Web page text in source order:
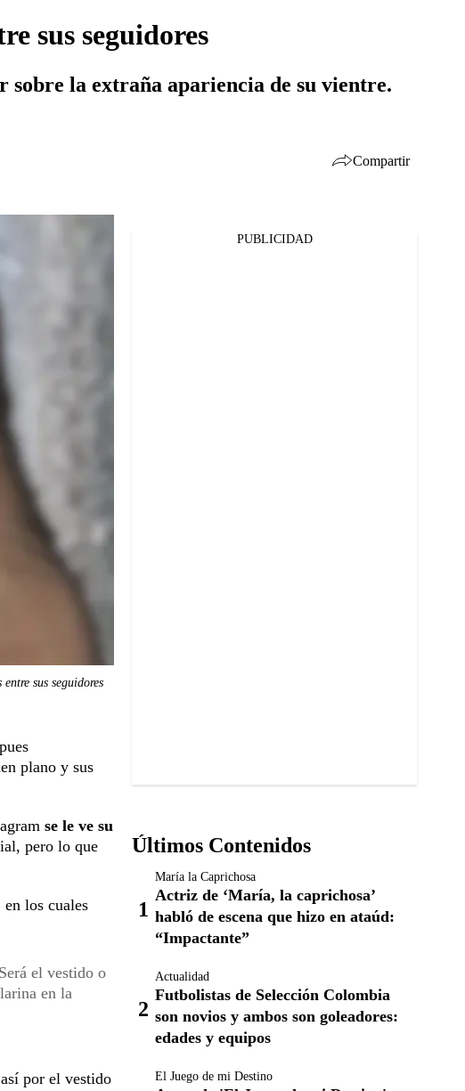
sus seguidores
sobre la extraña apariencia de su vientre.
Compartir
sus seguidores
plano y sus
se le ve su
pero lo que
los cuales
el vestido o
en la
por el vestido
PUBLICIDAD
Últimos Contenidos
María la Caprichosa
Actriz de ‘María, la caprichosa’
habló de escena que hizo en ataúd:
“Impactante”
Actualidad
Futbolistas de Selección Colombia
son novios y ambos son goleadores:
edades y equipos
El Juego de mi Destino